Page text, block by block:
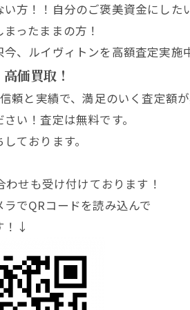
方！！自分のご褒美資金にした
ったままの方！
、ルイヴィトンを高額査定実施
価買取！
頼と実績で、満足のいく査定額が
い！査定は無料です。
ております。
わせも受け付けております！
でQRコードを読み込んで
！↓